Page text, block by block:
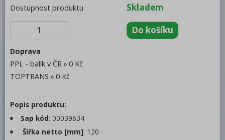
Bufety, drop-in, vitríny, výdejní vany a
vodní lázně
RM
Redfox
REDFOX 600
REDFOX 900
Volně stojící moduly
Dostupnost produktu
Skladem
Doprava
PPL - balík v ČR
0 Kč
TOPTRANS
0 Kč
Popis produktu:
Sap kód: 00039634
Šířka netto [mm]: 120